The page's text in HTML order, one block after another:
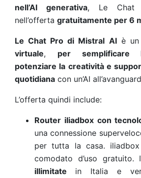
nell’AI generativa, Le Chat
nell’offerta gratuitamente per 6
Le Chat Pro di Mistral AIè un
virtuale, per semplificare
potenziare la creatività e
quotidiana con un’AI
L’offerta quindi include:
Router iliadbox con
una connessione
per tutta la casa.
comodato d’uso gratuito.
illimitate in Italia e